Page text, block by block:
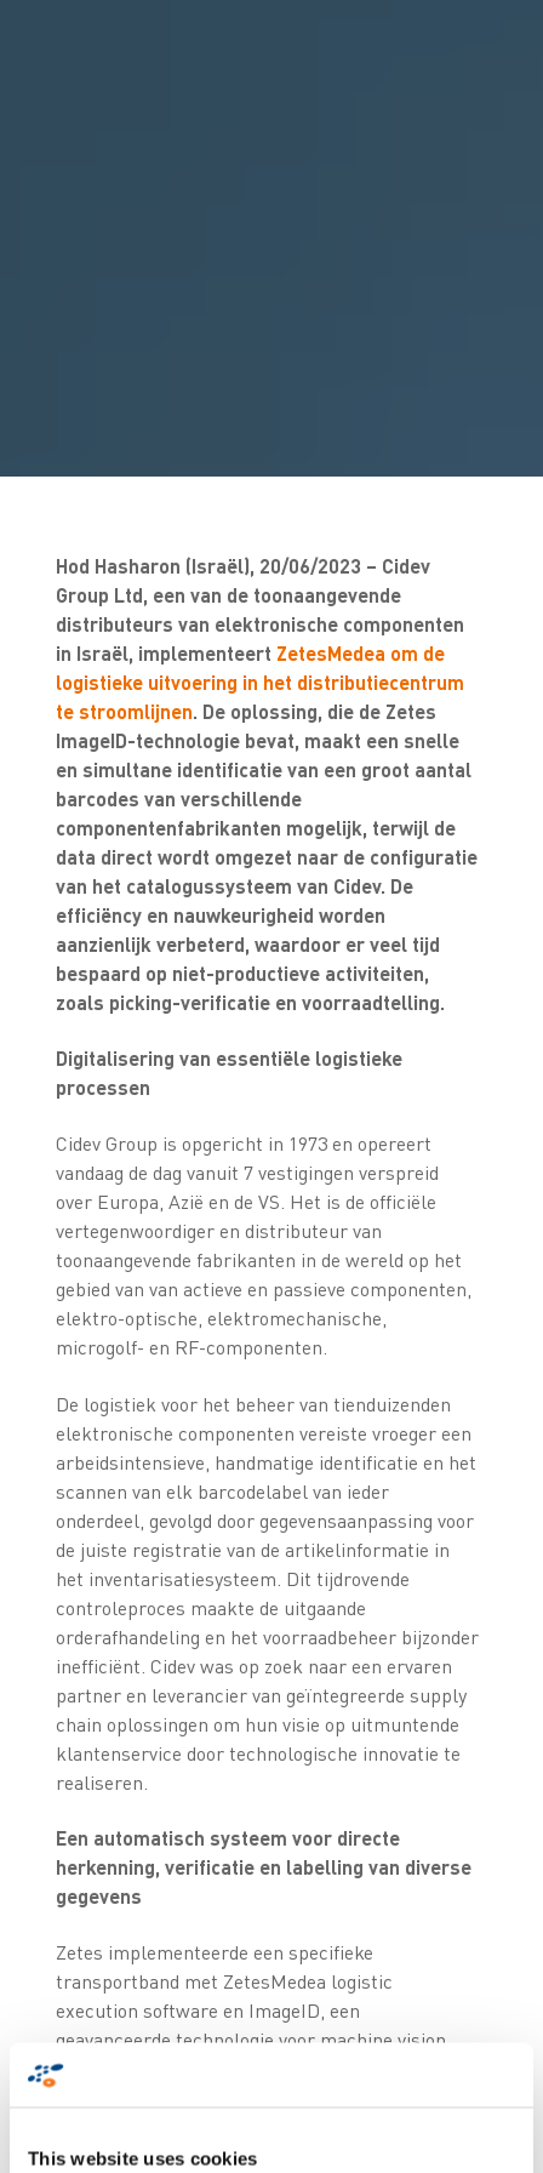
This website uses cookies
Hod Hasharon (Israël), 20/06/2023 – Cidev
Group Ltd, een van de toonaangevende
distributeurs van elektronische componenten
in Israël, implementeert ZetesMedea om de
logistieke uitvoering in het distributiecentrum
te stroomlijnen. De oplossing, die de Zetes
ImageID-technologie bevat, maakt een snelle
en simultane identificatie van een groot aantal
barcodes van verschillende
componentenfabrikanten mogelijk, terwijl de
data direct wordt omgezet naar de configuratie
van het catalogussysteem van Cidev. De
efficiëncy en nauwkeurigheid worden
aanzienlijk verbeterd, waardoor er veel tijd
bespaard op niet-productieve activiteiten,
zoals picking-verificatie en voorraadtelling.
Digitalisering van essentiële logistieke
processen
Cidev Group is opgericht in 1973 en opereert
vandaag de dag vanuit 7 vestigingen verspreid
over Europa, Azië en de VS. Het is de officiële
vertegenwoordiger en distributeur van
toonaangevende fabrikanten in de wereld op het
gebied van van actieve en passieve componenten,
elektro-optische, elektromechanische,
microgolf- en RF-componenten.
De logistiek voor het beheer van tienduizenden
elektronische componenten vereiste vroeger een
arbeidsintensieve, handmatige identificatie en het
scannen van elk barcodelabel van ieder
onderdeel, gevolgd door gegevensaanpassing voor
de juiste registratie van de artikelinformatie in
het inventarisatiesysteem. Dit tijdrovende
controleproces maakte de uitgaande
orderafhandeling en het voorraadbeheer bijzonder
inefficiënt. Cidev was op zoek naar een ervaren
partner en leverancier van geïntegreerde supply
chain oplossingen om hun visie op uitmuntende
klantenservice door technologische innovatie te
realiseren.
Een automatisch systeem voor directe
herkenning, verificatie en labelling van diverse
gegevens
Zetes implementeerde een specifieke
transportband met ZetesMedea logistic
execution software en ImageID, een
geavanceerde technologie voor machine vision.
Met deze geïntegreerde oplossing stelt
verschillende formaten te lezen, de gegevens te